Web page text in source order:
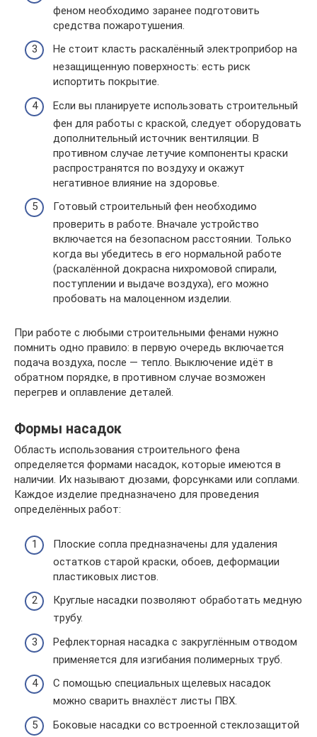
феном необходимо заранее подготовить
средства пожаротушения.
Не стоит класть раскалённый электроприбор на
незащищенную поверхность: есть риск
испортить покрытие.
Если вы планируете использовать строительный
фен для работы с краской, следует оборудовать
дополнительный источник вентиляции. В
противном случае летучие компоненты краски
распространятся по воздуху и окажут
негативное влияние на здоровье.
Готовый строительный фен необходимо
проверить в работе. Вначале устройство
включается на безопасном расстоянии. Только
когда вы убедитесь в его нормальной работе
(раскалённой докрасна нихромовой спирали,
поступлении и выдаче воздуха), его можно
пробовать на малоценном изделии.
При работе с любыми строительными фенами нужно
помнить одно правило: в первую очередь включается
подача воздуха, после — тепло. Выключение идёт в
обратном порядке, в противном случае возможен
перегрев и оплавление деталей.
Формы насадок
Область использования строительного фена
определяется формами насадок, которые имеются в
наличии. Их называют дюзами, форсунками или соплами.
Каждое изделие предназначено для проведения
определённых работ:
Плоские сопла предназначены для удаления
остатков старой краски, обоев, деформации
пластиковых листов.
Круглые насадки позволяют обработать медную
трубу.
Рефлекторная насадка с закруглённым отводом
применяется для изгибания полимерных труб.
С помощью специальных щелевых насадок
можно сварить внахлёст листы ПВХ.
Боковые насадки со встроенной стеклозащитой